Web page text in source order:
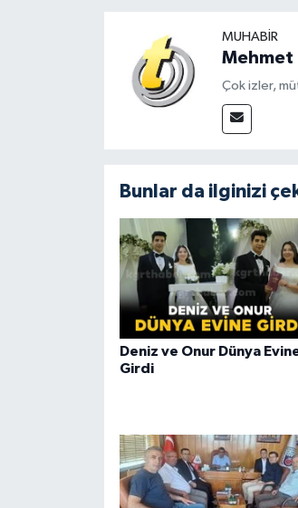
MUHABIR
Mehmet
Çok izler,
Bunlar da ilginizi
Deniz ve Onur Dünya
Girdi